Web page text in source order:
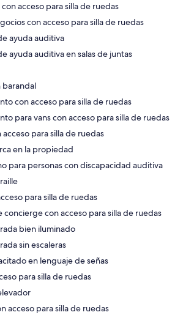
acceso para silla de ruedas
con acceso para silla de ruedas
ayuda auditiva
ayuda auditiva en salas de juntas
barandal
con acceso para silla de ruedas
para vans con acceso para silla de ruedas
para silla de ruedas
en la propiedad
para personas con discapacidad auditiva
para silla de ruedas
con acceso para silla de ruedas
bien iluminado
sin escaleras
en lenguaje de señas
para silla de ruedas
acceso para silla de ruedas